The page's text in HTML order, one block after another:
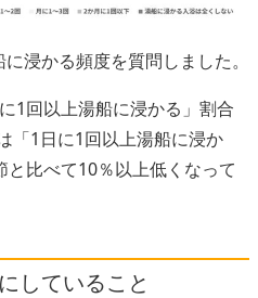
浸かる頻度を質問しました。
1回以上湯船に浸かる」割合
「1日に1回以上湯船に浸か
比べて10％以上低くなって
していること